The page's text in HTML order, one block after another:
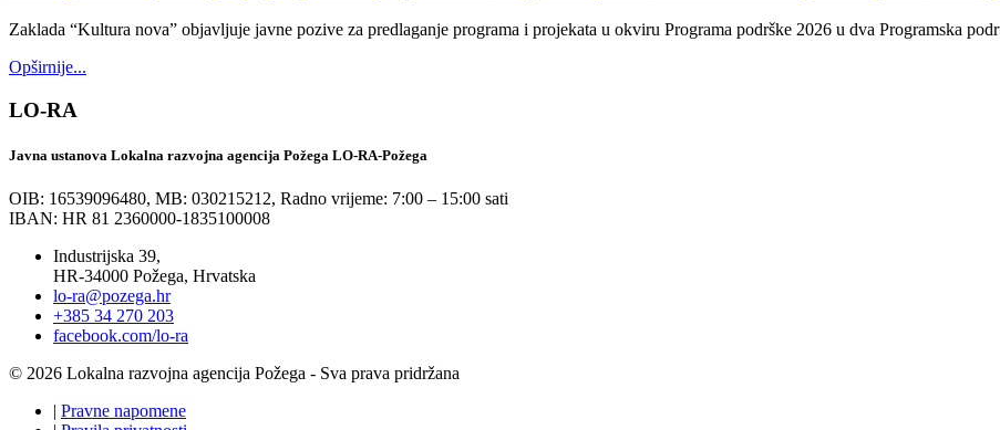
Zaklada “Kultura nova” objavljuje javne pozive za predlaganje programa i projekata u okviru Programa podrške 2026 u dva Programska
Opširnije...
LO-RA
Javna ustanova Lokalna razvojna agencija Požega LO-RA-Požega
OIB: 16539096480, MB: 030215212, Radno vrijeme: 7:00 – 15:00 sati
IBAN: HR 81 2360000-1835100008
Industrijska 39,
HR-34000 Požega, Hrvatska
lo-ra@pozega.hr
+385 34 270 203
facebook.com/lo-ra
© 2026 Lokalna razvojna agencija Požega - Sva prava pridržana
| Pravne napomene